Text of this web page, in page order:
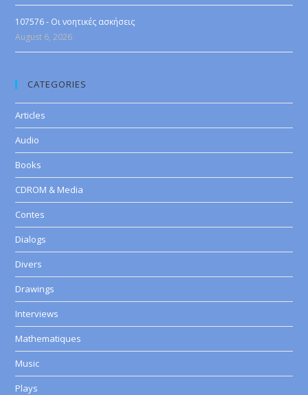
107576 - Οι νοητικές ασκήσεις
August 6, 2026
CATEGORIES
Articles
Audio
Books
CDROM & Media
Contes
Dialogs
Divers
Drawings
Interviews
Mathematiques
Music
Plays